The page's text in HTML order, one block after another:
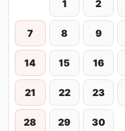
1 2
7 8 9
14 15 16
21 22 23
28 29 30